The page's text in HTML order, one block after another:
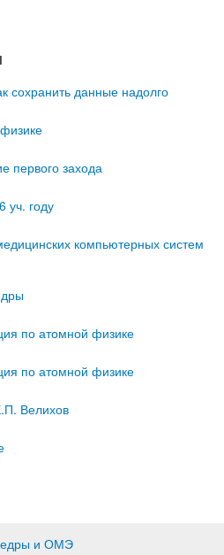
сохранить данные надолго
первого захода
уч. году
компьютерных систем
по атомной физике
по атомной физике
Велихов
и ОМЭ